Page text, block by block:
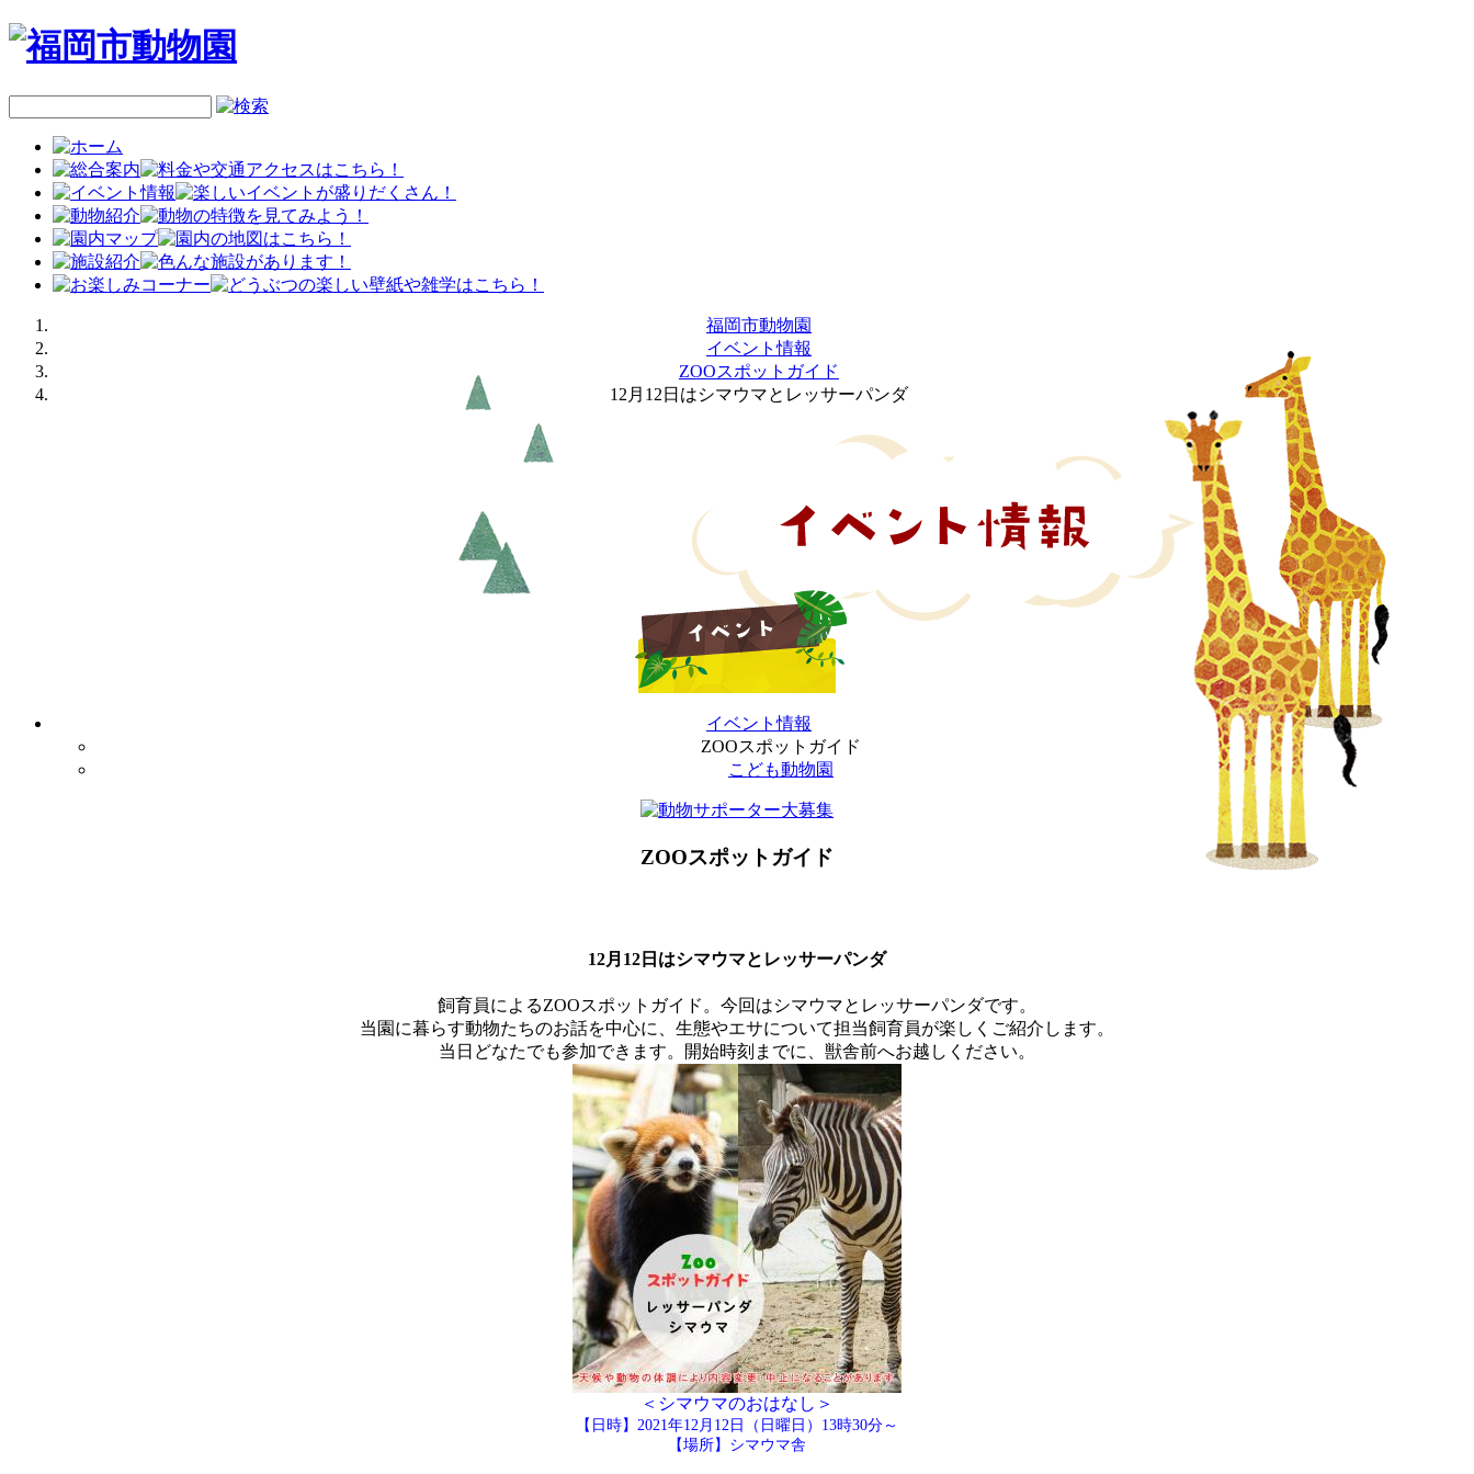
福岡市動物園
イベント情報
ZOOスポットガイド
12月12日はシマウマとレッサーパンダ
イベント情報
ZOOスポットガイド
こども動物園
ZOOスポットガイド
12月12日はシマウマとレッサーパンダ
飼育員によるZOOスポットガイド。今回はシマウマとレッサーパンダです。
当園に暮らす動物たちのお話を中心に、生態やエサについて担当飼育員が楽しくご紹介します。
当日どなたでも参加できます。開始時刻までに、獣舎前へお越しください。
＜シマウマのおはなし＞
【日時】2021年12月12日（日曜日）13時30分～
【場所】シマウマ舎